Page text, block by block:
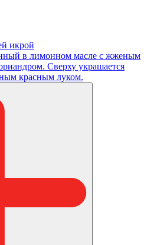
икрой
в лимонном масле с жженым
Сверху украшается
красным луком.